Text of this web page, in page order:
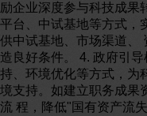
励企业深度参与科技成果
平台、中试基地等方式，
供中试基地、市场渠道、
造良好条件。 4. 政府引
持、环境优化等方式，为
境支持。如建立职务成果
流 程，降低"国有资产流